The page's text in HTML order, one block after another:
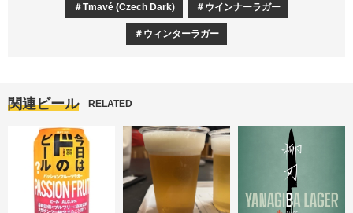
Tmavé (Czech Dark) ウインナーラガー
ウィンターラガー
関連ビール RELATED